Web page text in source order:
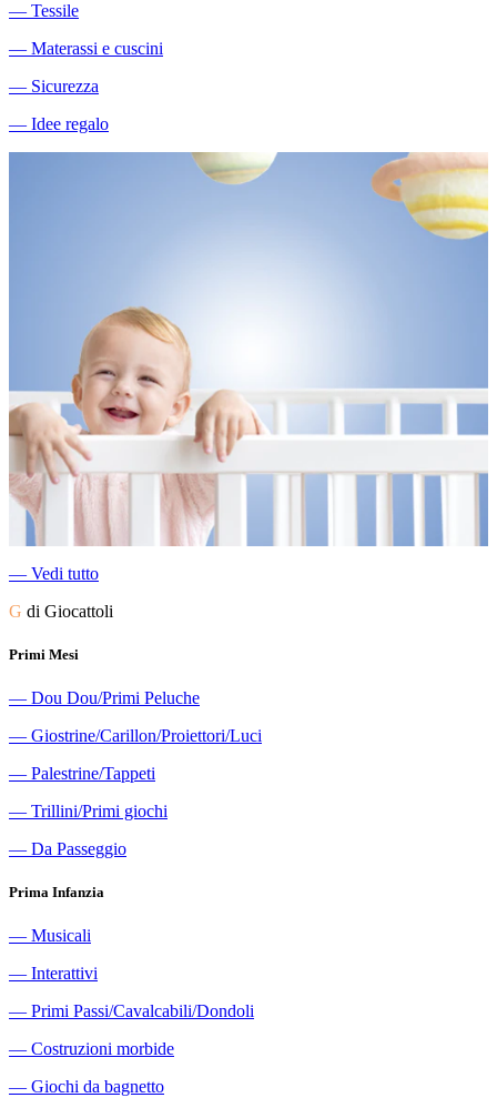
― Tessile
― Materassi e cuscini
― Sicurezza
― Idee regalo
― Vedi tutto
G di Giocattoli
Primi Mesi
― Dou Dou/Primi Peluche
― Giostrine/Carillon/Proiettori/Luci
― Palestrine/Tappeti
― Trillini/Primi giochi
― Da Passeggio
Prima Infanzia
― Musicali
― Interattivi
― Primi Passi/Cavalcabili/Dondoli
― Costruzioni morbide
― Giochi da bagnetto